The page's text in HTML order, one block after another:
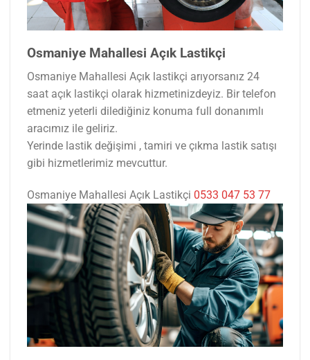
Osmaniye Mahallesi Açık Lastikçi
Osmaniye Mahallesi Açık lastikçi arıyorsanız 24
saat açık lastikçi olarak hizmetinizdeyiz. Bir telefon
etmeniz yeterli dilediğiniz konuma full donanımlı
aracımız ile geliriz.
Yerinde lastik değişimi , tamiri ve çıkma lastik satışı
gibi hizmetlerimiz mevcuttur.
Osmaniye Mahallesi Açık Lastikçi 0533 047 53 77